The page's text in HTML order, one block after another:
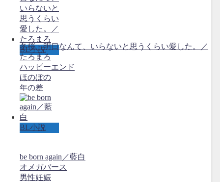
BL小説
冬桜 明日なんて、いらないと思うくらい愛した。／
たろまろ
ハッピーエンド
ほのぼの
年の差
BL小説
be born again／藍白
オメガバース
男性妊娠